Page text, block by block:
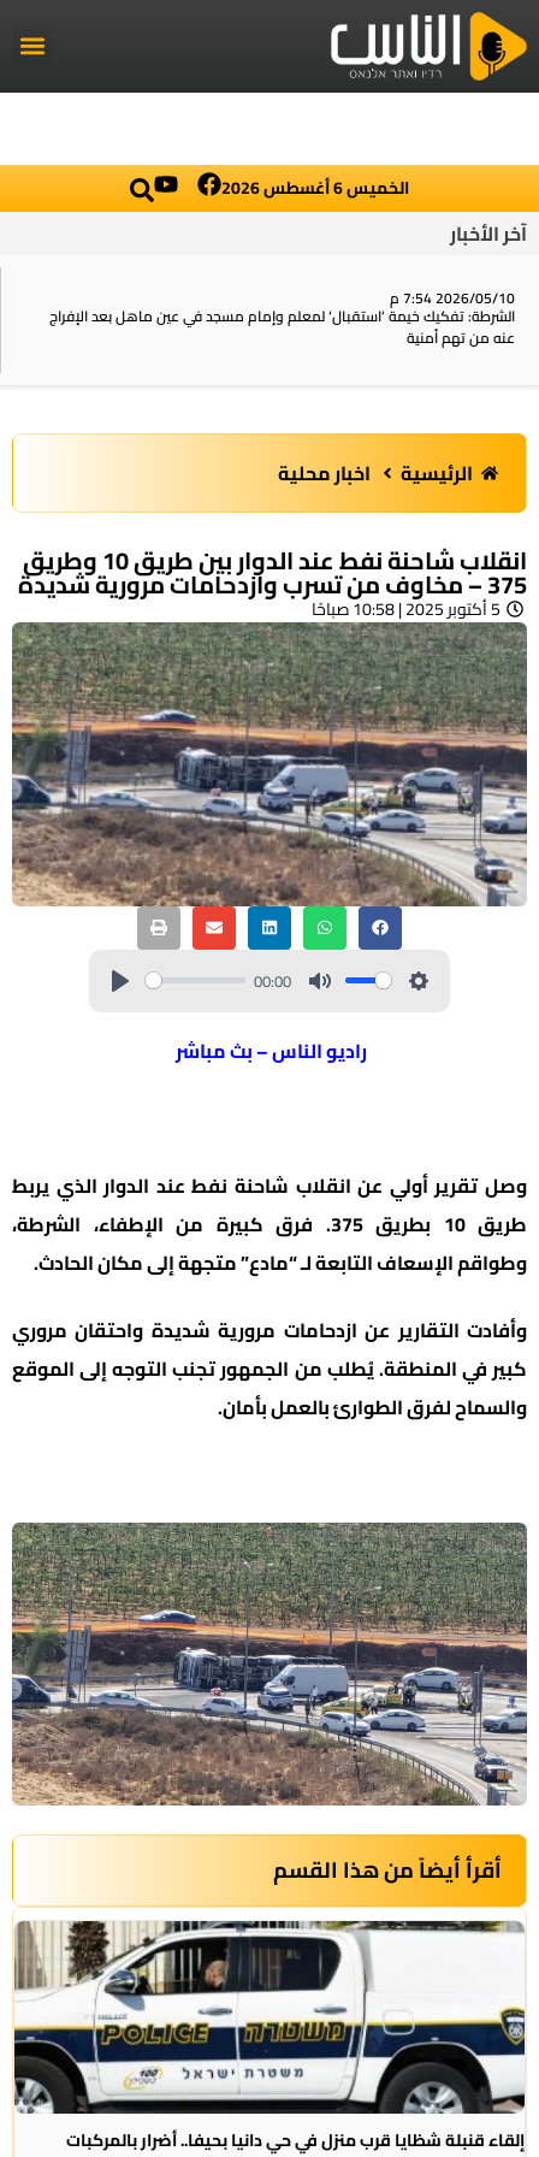
الخميس 6 أغسطس 2026
آخر الأخبار
2026/05/10 7:54 م
الشرطة: تفكيك خيمة ‘استقبال‘ لمعلم وإمام مسجد في عين ماهل بعد الإفراج
عنه من تهم أمنية
الرئيسية اخبار محلية
انقلاب شاحنة نفط عند الدوار بين طريق 10 وطريق
375 – مخاوف من تسرب وازدحامات مرورية شديدة
5 أكتوبر 2025 | 10:58 صباحًا
00:00
راديو الناس – بث مباشر
وصل تقرير أولي عن انقلاب شاحنة نفط عند الدوار الذي يربط
طريق 10 بطريق 375. فرق كبيرة من الإطفاء، الشرطة،
وطواقم الإسعاف التابعة لـ “مادع” متجهة إلى مكان الحادث.
وأفادت التقارير عن ازدحامات مرورية شديدة واحتقان مروري
كبير في المنطقة. يُطلب من الجمهور تجنب التوجه إلى الموقع
والسماح لفرق الطوارئ بالعمل بأمان.
أقرأ أيضاً من هذا القسم
إلقاء قنبلة شظايا قرب منزل في حي دانيا بحيفا.. أضرار بالمركبات